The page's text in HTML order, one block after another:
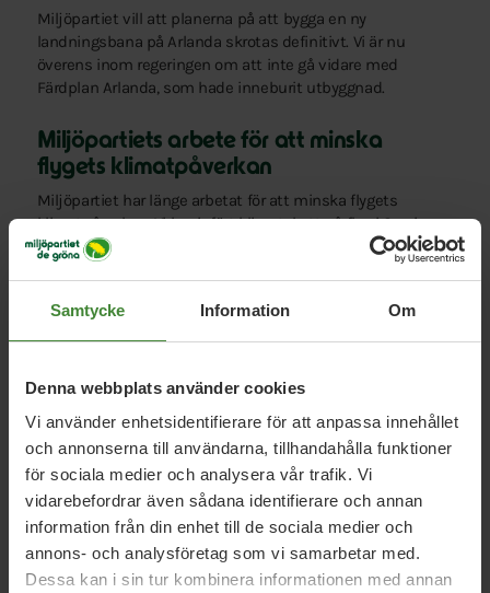
Samtycke Information Om
Denna webbplats använder cookies
Vi använder enhetsidentifierare för att anpassa innehållet
och annonserna till användarna, tillhandahålla funktioner
för sociala medier och analysera vår trafik. Vi
vidarebefordrar även sådana identifierare och annan
information från din enhet till de sociala medier och
annons- och analysföretag som vi samarbetar med.
Dessa kan i sin tur kombinera informationen med annan
Miljöpartiet vill att planerna på att bygga en ny
landningsbana på Arlanda skrotas definitivt. Vi är nu
överens inom regeringen om att inte gå vidare med
Färdplan Arlanda, som hade inneburit utbyggnad.
Miljöpartiets arbete för att minska
flygets klimatpåverkan
Miljöpartiet har länge arbetat för att minska flygets
klimatpåverkan. Vi har infört klimatskatt på flyg i Sverige
och drivit igenom satsningar på både järnvägsunderhåll
och nattåg, och på produktion av hållbara drivmedel. I
klimatdeklarationer på långväga flygresor, att en
reduktionsplikt ska införas på flygets utsläpp och att
flyget.
Framåt arbetar Miljöpartiet bland annat för att
ge Swedavia i uppdrag att arbeta för minskat
flygresande
flygplatser ska införa trängselavgifter, vilket kan öka
priset på pendlings- och affärsflygresor